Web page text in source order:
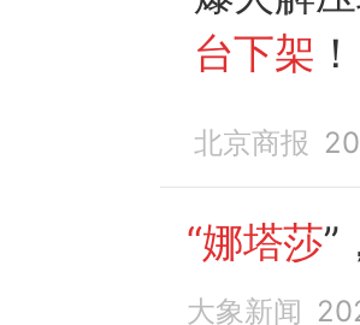
台下架 ！
北京商报
“娜塔莎”
大象新闻